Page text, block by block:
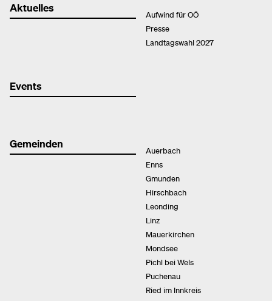
Aktuelles
Aufwind für OÖ
Presse
Landtagswahl 2027
Events
Gemeinden
Auerbach
Enns
Gmunden
Hirschbach
Leonding
Linz
Mauerkirchen
Mondsee
Pichl bei Wels
Puchenau
Ried im Innkreis